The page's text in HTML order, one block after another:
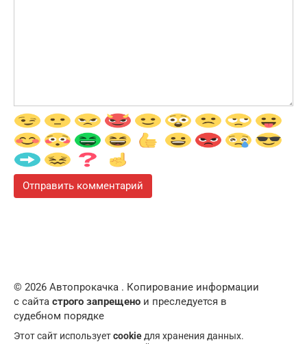
© 2026 Автопрокачка . Копирование информации
с сайта строго запрещено и преследуется в
судебном порядке
Этот сайт используетcookieдля хранения данных.